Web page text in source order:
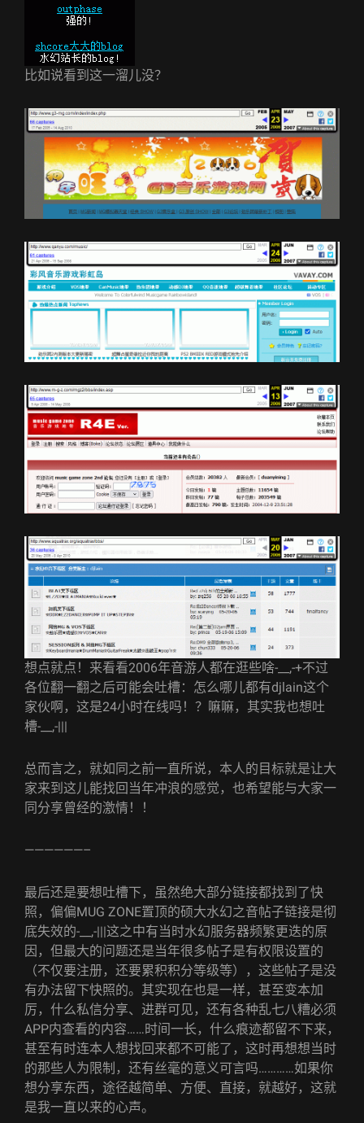
比如说看到这一溜儿没？
想点就点！来看看2006年音游人都在逛些啥-__,-+不过
各位翻一翻之后可能会吐槽：怎么哪儿都有djlain这个
家伙啊，这是24小时在线吗！？嘛嘛，其实我也想吐
槽-__,-|||
总而言之，就如同之前一直所说，本人的目标就是让大
家来到这儿能找回当年冲浪的感觉，也希望能与大家一
同分享曾经的激情！！
——————–
最后还是要想吐槽下，虽然绝大部分链接都找到了快
照，偏偏MUG ZONE置顶的硕大水幻之音帖子链接是彻
底失效的-__,-|||这之中有当时水幻服务器频繁更迭的原
因，但最大的问题还是当年很多帖子是有权限设置的
（不仅要注册，还要累积积分等级等），这些帖子是没
有办法留下快照的。其实现在也是一样，甚至变本加
厉，什么私信分享、进群可见，还有各种乱七八糟必须
APP内查看的内容……时间一长，什么痕迹都留不下来，
甚至有时连本人想找回来都不可能了，这时再想想当时
的那些人为限制，还有丝毫的意义可言吗…………如果你
想分享东西，途径越简单、方便、直接，就越好，这就
是我一直以来的心声。